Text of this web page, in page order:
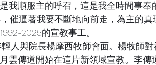
我順服主的呼召，這是我全時間事奉
催逼著我要不斷地向前走，為主的真
2025的宣教事工。
雲傳道開始在這片新領域宣教。李傳